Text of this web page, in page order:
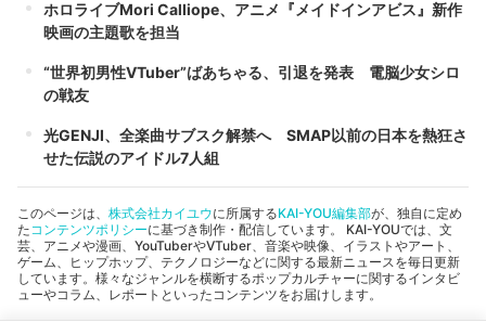
ホロライブMori Calliope、アニメ『メイドインアビス』新作
映画の主題歌を担当
“世界初男性VTuber”ばあちゃる、引退を発表 電脳少女シロ
の戦友
光GENJI、全楽曲サブスク解禁へ SMAP以前の日本を熱狂さ
せた伝説のアイドル7人組
このページは、 株式会社カイユウに所属するKAI-YOU編集部が、独自に定め
たコンテンツポリシーに基づき制作・配信しています。 KAI-YOUでは、文
芸、アニメや漫画、YouTuberやVTuber、音楽や映像、イラストやアート、
ゲーム、ヒップホップ、テクノロジーなどに関する最新ニュースを毎日更新
しています。様々なジャンルを横断するポップカルチャーに関するインタビ
ューやコラム、レポートといったコンテンツをお届けします。